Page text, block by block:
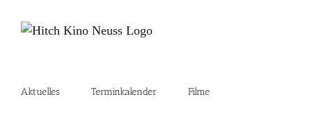
Inhalt
Aktuelles Terminkalender Filme